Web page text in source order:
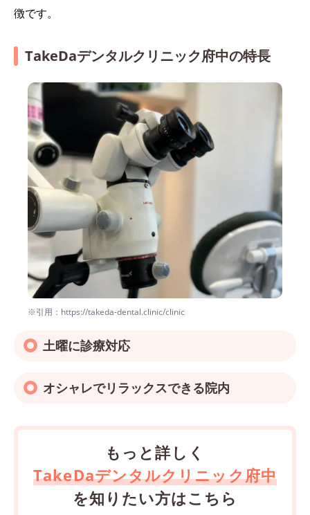
徴です。
TakeDaデンタルクリニック府中の特長
※引用：https://takeda-dental.clinic/clinic
土曜に診療対応
オシャレでリラックスできる院内
もっと詳しく
TakeDaデンタルクリニック府中
を知りたい方はこちら